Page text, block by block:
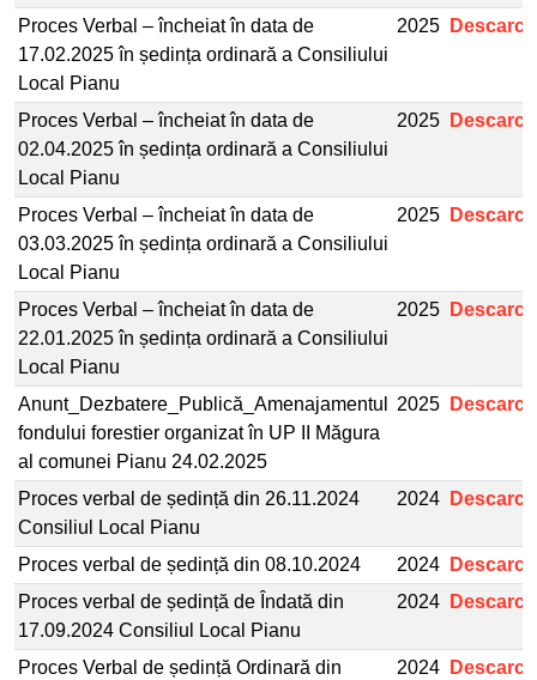
Proces Verbal – încheiat în data de
17.02.2025 în ședința ordinară a Consiliului
Local Pianu
2025 Descarcă
Proces Verbal – încheiat în data de
02.04.2025 în ședința ordinară a Consiliului
Local Pianu
2025 Descarcă
Proces Verbal – încheiat în data de
03.03.2025 în ședința ordinară a Consiliului
Local Pianu
2025 Descarcă
Proces Verbal – încheiat în data de
22.01.2025 în ședința ordinară a Consiliului
Local Pianu
2025 Descarcă
Anunt_Dezbatere_Publică_Amenajamentul
fondului forestier organizat în UP II Măgura
al comunei Pianu 24.02.2025
2025 Descarcă
Proces verbal de ședință din 26.11.2024
Consiliul Local Pianu
2024 Descarcă
Proces verbal de ședință din 08.10.2024 2024
Descarcă
Proces verbal de ședință de Îndată din
17.09.2024 Consiliul Local Pianu
2024 Descarcă
Proces Verbal de ședință Ordinară din
2024 Descarcă